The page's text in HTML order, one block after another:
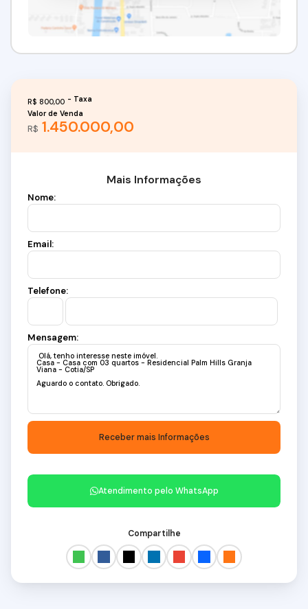
R$ 1.450.000,00
Valor de Venda
R$ 800,00
Mais Informações
Nome:
Email:
Telefone:
Mensagem:
Atendimento pelo WhatsApp
Compartilhe